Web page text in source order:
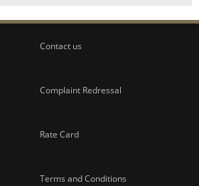
Contact us
Complaint Redressal
Rate Card
Terms and Conditions